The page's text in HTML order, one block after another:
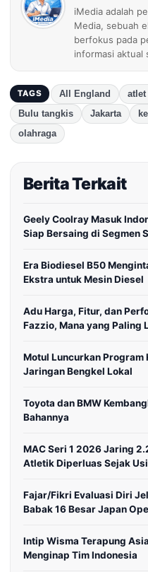
iMedia adalah
Media, sebuah
berfokus pada
informasi aktual
TAGS All England atlet
Bulu tangkis
Jakarta
olahraga
Berita Terkait
Geely Coolray Masuk
Siap Bersaing di Segmen
Era Biodiesel B50
Ekstra untuk Mesin Diesel
Adu Harga, Fitur, dan
Fazzio, Mana yang Paling
Motul Luncurkan Program
Jaringan Bengkel Lokal
Toyota dan BMW
Bahannya
MAC Seri 1 2026 Jaring
Atletik Diperluas Sejak
Fajar/Fikri Evaluasi Diri
Babak 16 Besar Japan
Intip Wisma Terapung
Menginap Tim Indonesia